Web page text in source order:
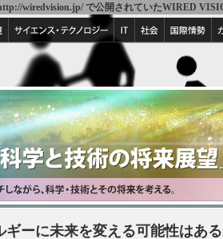
wiredvision.jp/ で公開されていたWIRED
ギーに未来を変える可能性はあ